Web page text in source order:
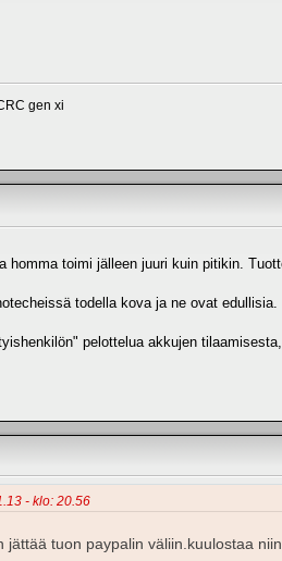
gen xi
toimi jälleen juuri kuin pitikin.
todella kova ja ne ovat edullisia.
pelottelua akkujen
- klo: 20.56
jättää tuon paypalin väliin.kuulostaa